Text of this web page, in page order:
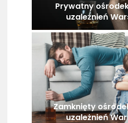
Prywatny
uzależnień
Zamknięty
uzależnień